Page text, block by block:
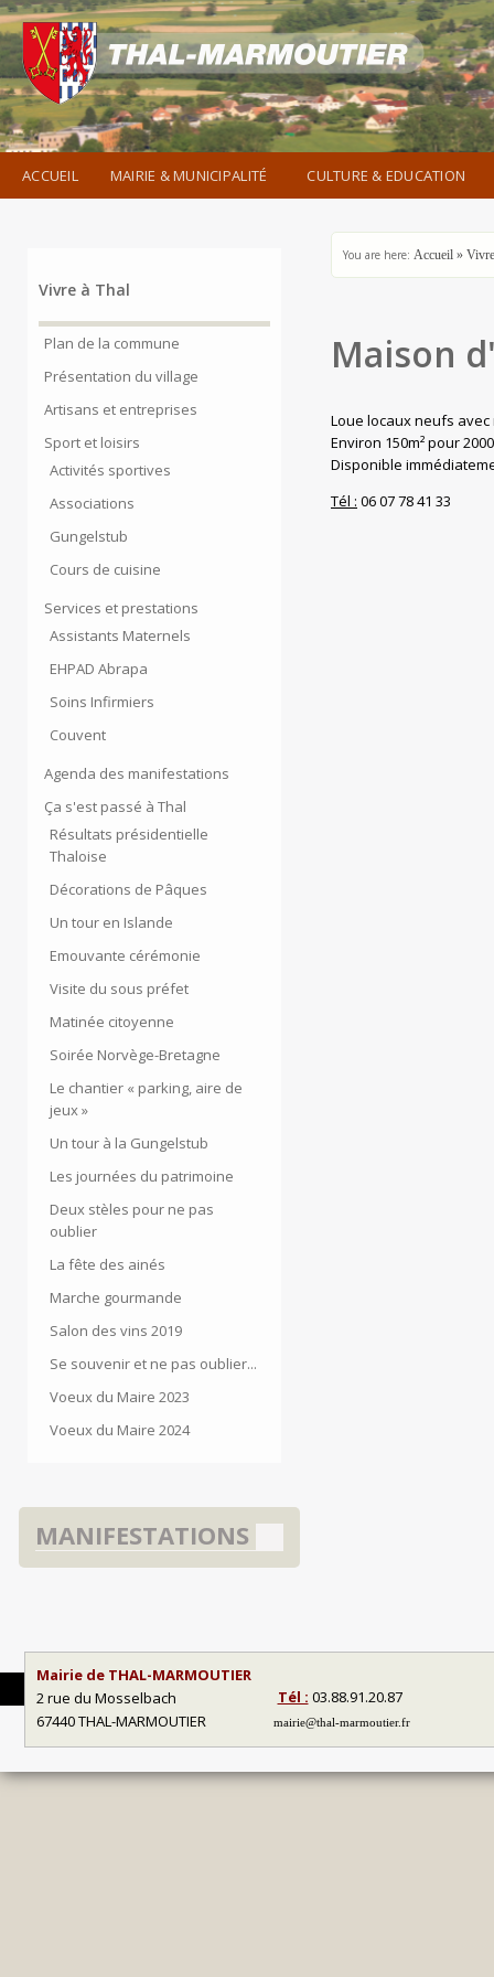
ACCUEIL MAIRIE & MUNICIPALITÉ CULTURE & EDUCATION
Vivre à Thal
Plan de la commune
Présentation du village
Artisans et entreprises
Sport et loisirs
Activités sportives
Associations
Gungelstub
Cours de cuisine
Services et prestations
Assistants Maternels
EHPAD Abrapa
Soins Infirmiers
Couvent
Agenda des manifestations
Ça s'est passé à Thal
Résultats présidentielle
Thaloise
Décorations de Pâques
Un tour en Islande
Emouvante cérémonie
Visite du sous préfet
Matinée citoyenne
Soirée Norvège-Bretagne
Le chantier « parking, aire de
jeux »
Un tour à la Gungelstub
Les journées du patrimoine
Deux stèles pour ne pas
oublier
La fête des ainés
Marche gourmande
Salon des vins 2019
Se souvenir et ne pas oublier...
Voeux du Maire 2023
Voeux du Maire 2024
MANIFESTATIONS
You are here: Accueil »
Maison
Loue locaux neufs
Environ 150m² pour
Disponible
Tél : 06 07 78 41 33
Mairie de THAL-MARMOUTIER
2 rue du Mosselbach
67440 THAL-MARMOUTIER
Tél : 03.88.91.20.87
mairie@thal-marmoutier.fr